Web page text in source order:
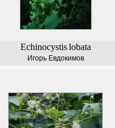
Echinocystis lobata
Игорь Евдокимов